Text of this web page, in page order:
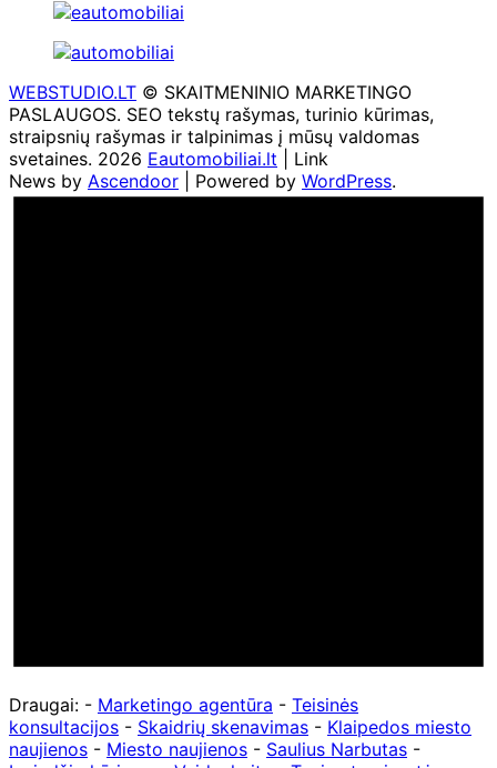
WEBSTUDIO.LT © SKAITMENINIO MARKETINGO
PASLAUGOS. SEO tekstų rašymas, turinio kūrimas,
straipsnių rašymas ir talpinimas į mūsų valdomas
svetaines. 2026 Eautomobiliai.lt | Link
News by Ascendoor | Powered by WordPress.
Draugai: - Marketingo agentūra - Teisinės
konsultacijos - Skaidrių skenavimas - Klaipedos miesto
naujienos - Miesto naujienos - Saulius Narbutas -